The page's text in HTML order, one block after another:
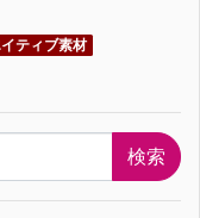
ティブ素材